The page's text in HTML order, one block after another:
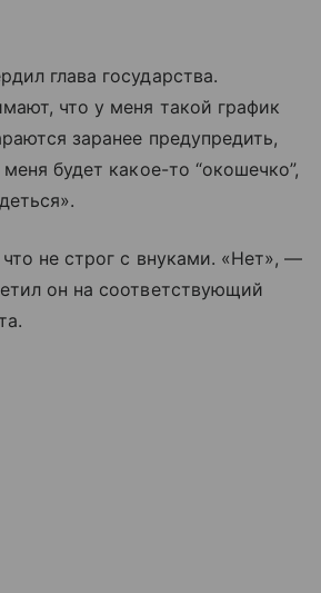
глава государства.
что у меня такой график
заранее предупредить,
будет какое-то “окошечко”,
не строг с внуками. «Нет», —
он на соответствующий